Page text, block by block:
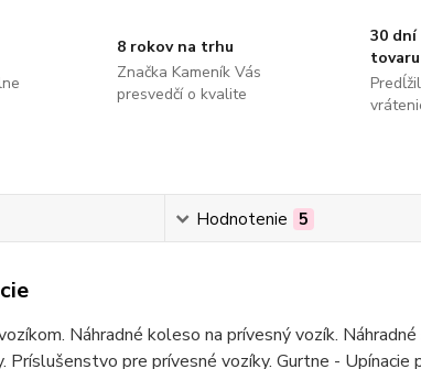
8 rokov na trhu
Značka Kameník Vás
presvedčí o kvalite
30
tovaru
Hodnotenie 5
Náhradné koleso na prívesný vozík.
Príslušenstvo pre prívesné vozíky. Gurtne - Upínacie